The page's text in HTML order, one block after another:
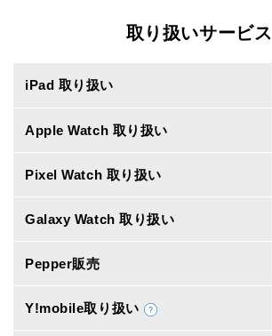
取り扱いサービス
iPad 取り扱い
Apple Watch 取り扱い
Pixel Watch 取り扱い
Galaxy Watch 取り扱い
Pepper販売
Y!mobile取り扱い